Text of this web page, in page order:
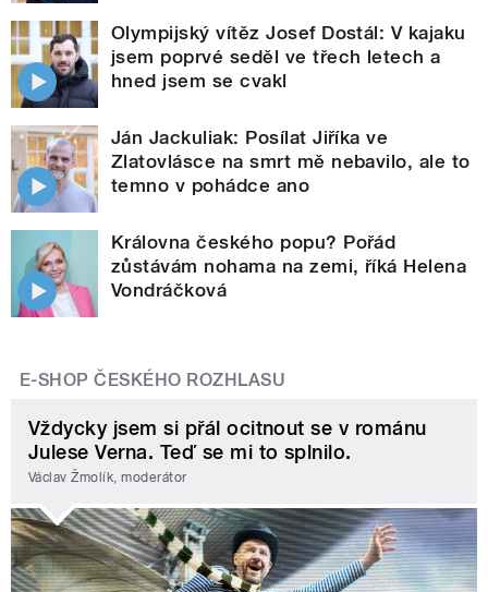
Olympijský vítěz Josef Dostál: V kajaku
jsem poprvé seděl ve třech letech a
hned jsem se cvakl
Ján Jackuliak: Posílat Jiříka ve
Zlatovlásce na smrt mě nebavilo, ale to
temno v pohádce ano
Královna českého popu? Pořád
zůstávám nohama na zemi, říká Helena
Vondráčková
E-SHOP ČESKÉHO ROZHLASU
Vždycky jsem si přál ocitnout se v románu
Julese Verna. Teď se mi to splnilo.
Václav Žmolík, moderátor